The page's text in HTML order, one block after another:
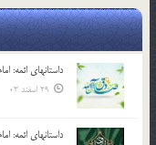
داستانهای ائمه:
29 اسفند 03
داستانهای ائمه: